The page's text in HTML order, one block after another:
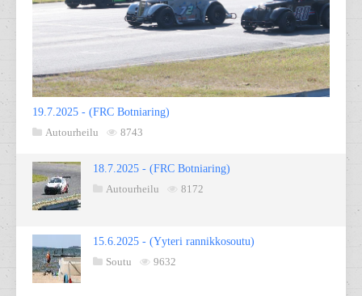
19.7.2025 - (FRC Botniaring)
Autourheilu
8743
18.7.2025 - (FRC Botniaring)
Autourheilu
8172
15.6.2025 - (Yyteri rannikkosoutu)
Soutu
9632